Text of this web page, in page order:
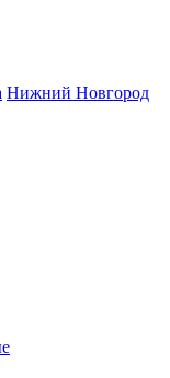
Нижний Новгород